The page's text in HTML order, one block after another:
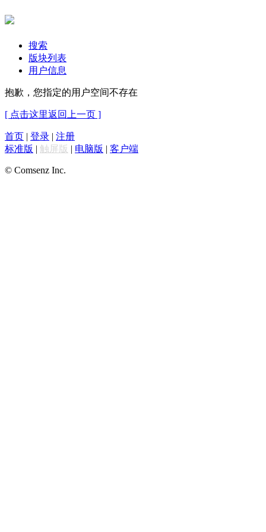
搜索
版块列表
用户信息
抱歉，您指定的用户空间不存在
[ 点击这里返回上一页 ]
首页 | 登录 | 注册
标准版 | 触屏版 | 电脑版 | 客户端
© Comsenz Inc.